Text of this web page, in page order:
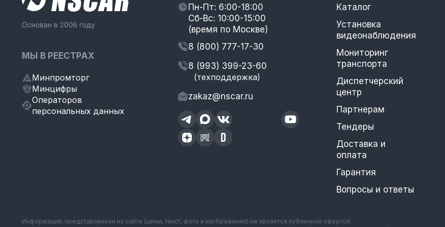
МЫ В РЕЕСТРАХ
Минпромторг
Минцифры
Операторов
персональных данных
Пн-Пт: 6:00-18:00
Сб-Вс: 10:00-15:00
(время по Москве)
8 (800) 777-17-30
8 (993) 399-23-60
(техподдержка)
zakaz@nscar.ru
Каталог
Установка
видеонаблюдения
Мониторинг
транспорта
Диспетчерский
центр
Партнерам
Тендеры
Доставка и
оплата
Гарантия
Вопросы и ответы
Информация, представленная на сайте (цены, текст, фото и изображения) не является публичной офертой.